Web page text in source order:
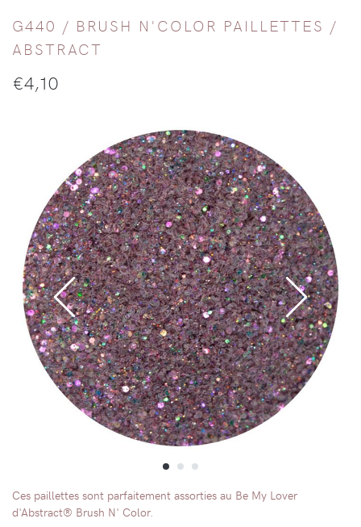
G440 / BRUSH N'COLOR PAILLETTES /
ABSTRACT
€4,10
Ces paillettes sont parfaitement assorties au Be My Lover
d'Abstract® Brush N' Color.